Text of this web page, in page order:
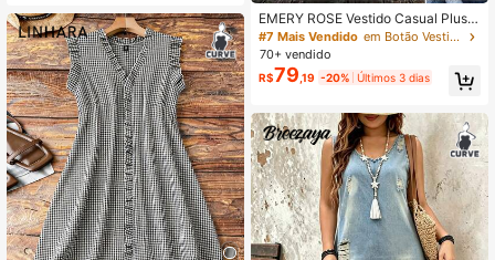
EMERY ROSE Vestido Casual Plus S
ize com Estampa de Efeito Denim e
Alça Longa
#7 Mais Vendido
em Botão Vestidos Tamanhos Grandes
70+ vendido
R$79 ,19 -20% Últimos 3 dias